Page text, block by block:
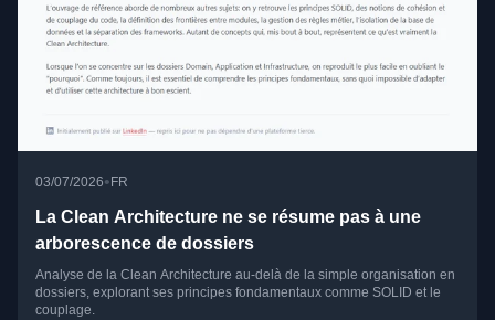
03/07/2026• FR
La Clean Architecture ne se résume pas à une
arborescence de dossiers
Analyse de la Clean Architecture au-delà de la simple organisation en
dossiers, explorant ses principes fondamentaux comme SOLID et le
couplage.